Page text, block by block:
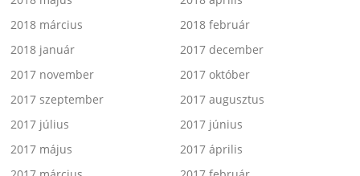
2018 március
2018 február
2018 január
2017 december
2017 november
2017 október
2017 szeptember
2017 augusztus
2017 július
2017 június
2017 május
2017 április